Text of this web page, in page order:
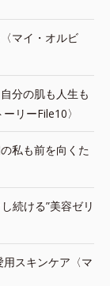
マイ・オルビ
分の肌も人生も
リーFile10〉
私も前を向くた
続ける”美容ゼリ
スキンケア〈マ